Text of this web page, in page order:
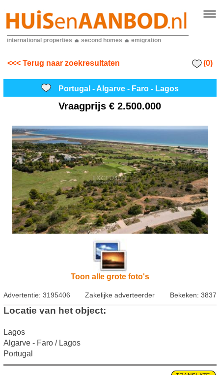
international properties second homes emigration
<<< Terug naar zoekresultaten (0)
Portugal - Algarve - Faro - Lagos
Vraagprijs€ 2.500.000
Toon alle grote foto's
Advertentie: 3195406 Zakelijke adverteerder Bekeken: 3837
Locatie van het object:
Lagos
Algarve - Faro / Lagos
Portugal